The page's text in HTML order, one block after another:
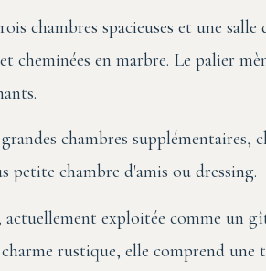
chambres spacieuses et une
cheminées en marbre. Le palier
chambres supplémentaires,
petite chambre d'amis ou dressing.
actuellement exploitée comme un
rustique, elle comprend une